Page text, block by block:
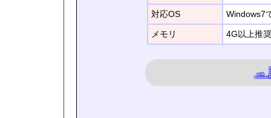
対応OS Windows7
メモリ 4G以上推奨
→